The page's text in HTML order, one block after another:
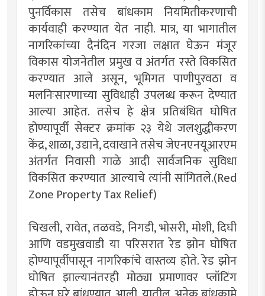
पुनर्विकास तसेच बांधकाम नियमितीकरणाची
कार्यवाही करण्यात येत नाही. मात्र, या भागातील
नागरिकांच्या दैनंदिन गरजा लक्षात घेऊन मंजूर
विकास योजनेतील प्रमुख व अंतर्गत रस्ते विकसित
करण्यात आले असून, भूमिगत पाणीपुरवठा व
मलनिःसारणाच्या सुविधाही उपलब्ध करून देण्यात
आल्या आहेत. तसेच हे क्षेत्र प्रतिबंधित घोषित
होण्यापूर्वी सेक्टर क्रमांक २३ येथे जलशुद्धीकरण
केंद्र, शाळा, उद्याने, दवाखाने तसेच जेएनएनयूआरएम
अंतर्गत निवासी गाळे आदी सार्वजनिक सुविधा
विकसित करण्यात आल्याचे त्यांनी सांगितले.(Red
Zone Property Tax Relief)
चिखली, रावेत, तळवडे, निगडी, भोसरी, मोशी, दिघी
आणि वडमुखवाडी या परिसरात रेड झोन घोषित
होण्यापूर्वीपासून नागरिकांचे वास्तव्य होते. रेड झोन
घोषित झाल्यानंतरही मोठ्या प्रमाणावर प्लॉटिंग